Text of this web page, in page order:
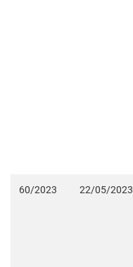
60/2023 22/05/2023